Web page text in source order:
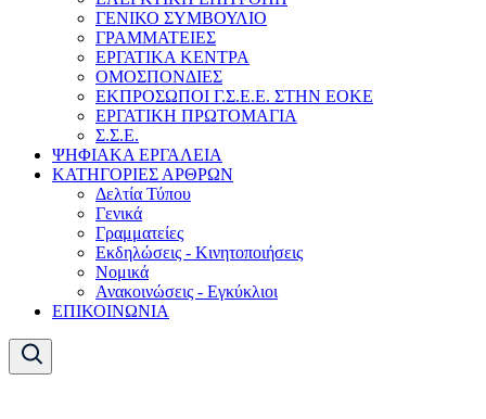
ΓΕΝΙΚΟ ΣΥΜΒΟΥΛΙΟ
ΓΡΑΜΜΑΤΕΙΕΣ
ΕΡΓΑΤΙΚΑ ΚΕΝΤΡΑ
ΟΜΟΣΠΟΝΔΙΕΣ
ΕΚΠΡΟΣΩΠΟΙ Γ.Σ.Ε.Ε. ΣΤΗΝ ΕΟΚΕ
ΕΡΓΑΤΙΚΗ ΠΡΩΤΟΜΑΓΙΑ
Σ.Σ.Ε.
ΨΗΦΙΑΚΑ ΕΡΓΑΛΕΙΑ
ΚΑΤΗΓΟΡΙΕΣ ΑΡΘΡΩΝ
Δελτία Τύπου
Γενικά
Γραμματείες
Εκδηλώσεις - Κινητοποιήσεις
Νομικά
Ανακοινώσεις - Εγκύκλιοι
ΕΠΙΚΟΙΝΩΝΙΑ